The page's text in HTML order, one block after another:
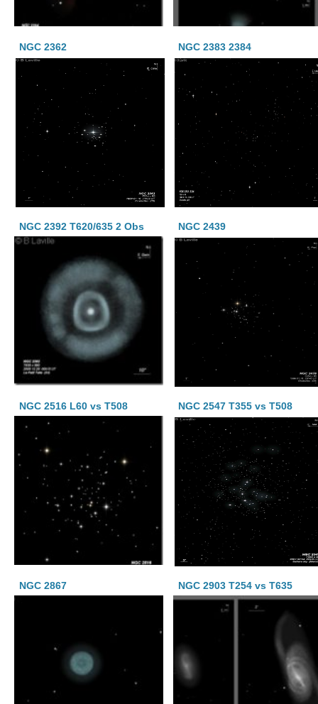
NGC 2362 NGC 2383 2384
NGC 2392 T620/635 2 Obs NGC 2439
NGC 2516 L60 vs T508 NGC 2547 T355 vs T508
NGC 2867 NGC 2903 T254 vs T635